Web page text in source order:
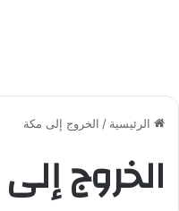
الرئيسية / الخروج إلى مكة
الخروج